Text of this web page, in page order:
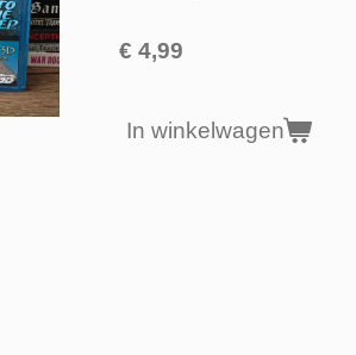
€ 4,99
In winkelwagen